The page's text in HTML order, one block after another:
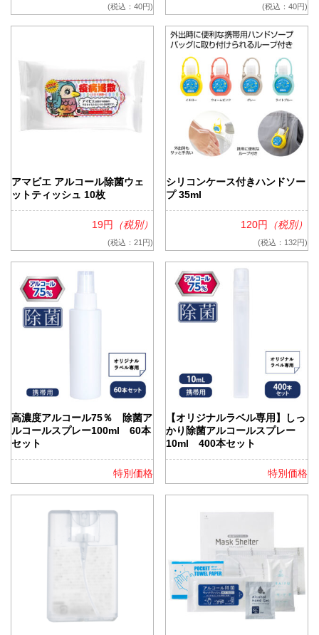
(税込：40円) (税込：40円)
アマビエ アルコール除菌ウェ
ットティッシュ 10枚
19円 （税別）
(税込：21円)
シリコンケース付きハンドソー
プ 35ml
120円 （税別）
(税込：132円)
高濃度アルコール75％ 除菌ア
ルコールスプレー100ml 60本
セット
特別価格
【オリジナルラベル専用】しっ
かり除菌アルコールスプレー
10ml 400本セット
特別価格